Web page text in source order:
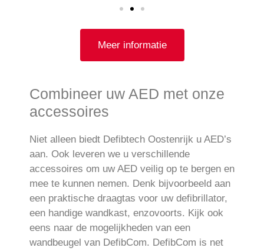
Combineer uw AED met onze
accessoires
Niet alleen biedt Defibtech Oostenrijk u AED’s
aan. Ook leveren we u verschillende
accessoires om uw AED veilig op te bergen en
mee te kunnen nemen. Denk bijvoorbeeld aan
een praktische draagtas voor uw defibrillator,
een handige wandkast, enzovoorts. Kijk ook
eens naar de mogelijkheden van een
wandbeugel van DefibCom. DefibCom is net
Meer informatie